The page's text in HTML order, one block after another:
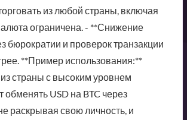
из любой страны, включая
ограничена. - **Снижение
бюрократии и проверок транзакции
**Пример использования:**
страны с высоким уровнем
USD на BTC через
раскрывая свою личность, и